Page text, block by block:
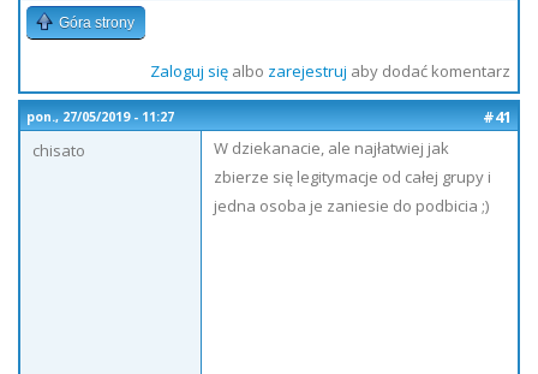
Góra strony
Zaloguj sięalbo zarejestruj aby dodać komentarz
pon., 27/05/2019 - 11:27
#41
chisato
W dziekanacie, ale najłatwiej jak
zbierze się legitymacje od całej grupy i
jedna osoba je zaniesie do podbicia ;)